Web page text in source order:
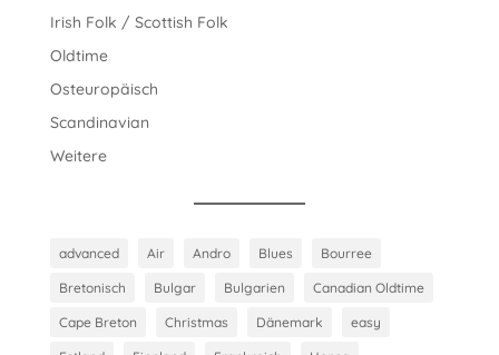
Irish Folk / Scottish Folk
Oldtime
Osteuropäisch
Scandinavian
Weitere
advanced Air Andro Blues Bourree
Bretonisch Bulgar Bulgarien Canadian Oldtime
Cape Breton Christmas Dänemark easy